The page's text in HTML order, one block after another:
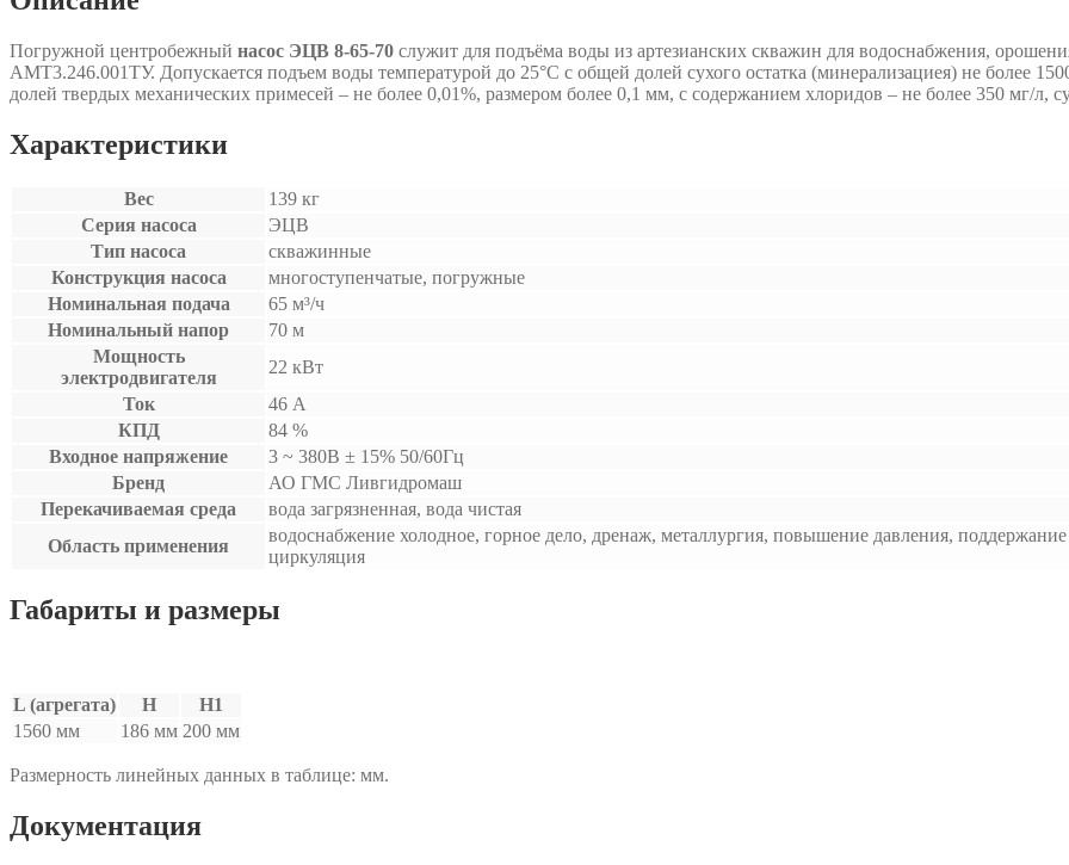
Погружной центробежный насос ЭЦВ 8-65-70 служит для подъёма воды из артезианских скважин для водоснабжения,
АМТ3.246.001ТУ. Допускается подъем воды температурой до 25°С с общей долей сухого остатка (минерализациея) не более
долей твердых механических примесей – не более 0,01%, размером более 0,1 мм, с содержанием хлоридов – не более 350 мг/л,
Характеристики
Вес
139 кг
Серия насоса
ЭЦВ
Тип насоса
скважинные
Конструкция насоса
многоступенчатые, погружные
Номинальная подача
65 м³/ч
Номинальный напор
70 м
Мощность
электродвигателя
22 кВт
Ток
46 А
КПД
84 %
Входное напряжение
3 ~ 380B ± 15% 50/60Гц
Бренд
АО ГМС Ливгидромаш
Перекачиваемая среда
вода загрязненная, вода чистая
Область применения
водоснабжение холодное, горное дело, дренаж, металлургия, повышение давления,
циркуляция
Габариты и размеры
L (агрегата) H
H1
1560 мм
186 мм 200 мм
Размерность линейных данных в таблице: мм.
Документация